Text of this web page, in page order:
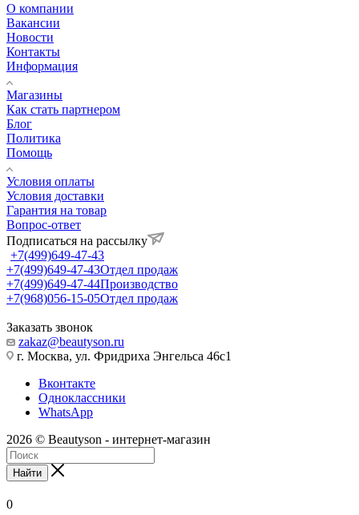
О компании
Вакансии
Новости
Контакты
Информация
Магазины
Как стать партнером
Блог
Политика
Помощь
Условия оплаты
Условия доставки
Гарантия на товар
Вопрос-ответ
Подписаться на рассылку
+7(499)649-47-43
+7(499)649-47-43Отдел продаж
+7(499)649-47-44Производство
+7(968)056-15-05Отдел продаж
Заказать звонок
zakaz@beautyson.ru
г. Москва, ул. Фридриха Энгельса 46с1
Вконтакте
Одноклассники
WhatsApp
2026 © Beautyson - интернет-магазин
Найти
0